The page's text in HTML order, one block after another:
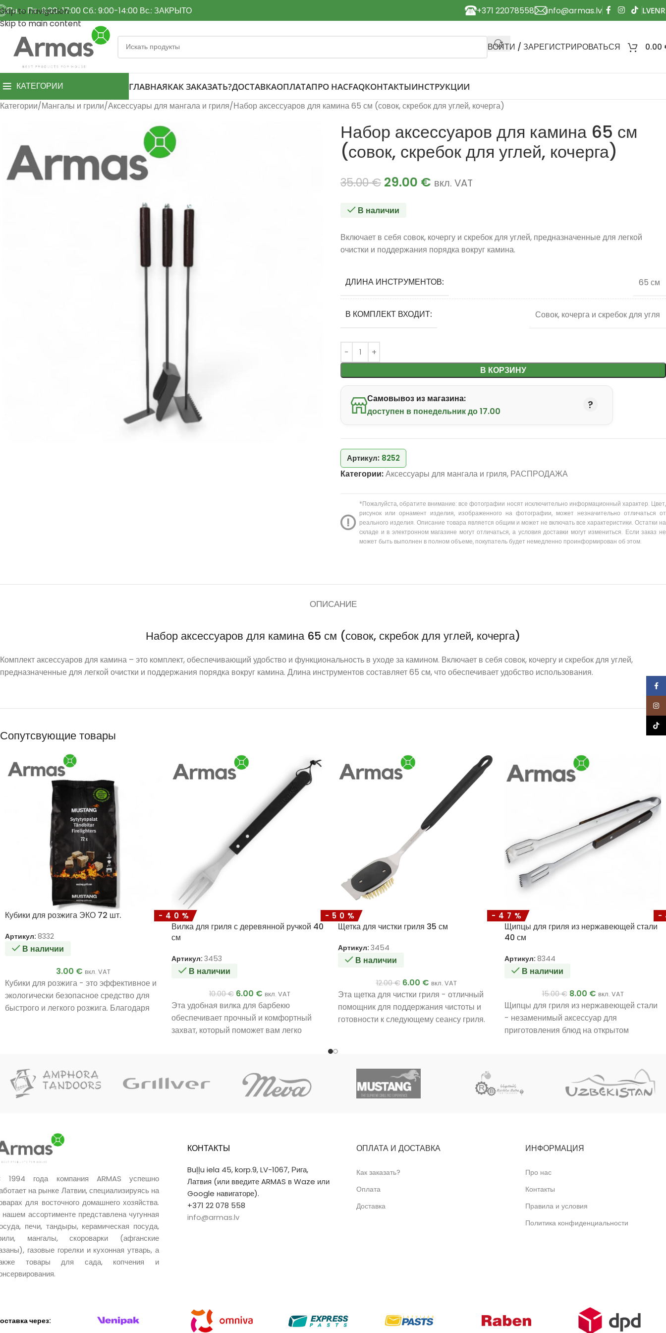
Skip to navigation
Skip to main content
Пн. - Пт.: 9:00-17:00 Сб.: 9:00-14:00 Вс.: ЗАКРЫТО +371 22078558 info@armas.lv
ВОЙТИ / ЗАРЕГИСТРИРОВАТЬСЯ 0.00
КАТЕГОРИИ ГЛАВНАЯКАК ЗАКАЗАТЬ?ДОСТАВКАОПЛАТАПРО НАСFAQКОНТАКТЫИНСТРУКЦИИ
Категории Мангалы и грили Аксессуары для мангала и гриля Набор аксессуаров для камина 65 см (совок, скребок для углей, кочерга)
Набор аксессуаров для камина 65 см
(совок, скребок для углей, кочерга)
35.00€ 29.00 € вкл. VAT
В наличии
Включает в себя совок, кочергу и скребок для углей, предназначенные для легкой
очистки и поддержания порядка вокруг камина.
ДЛИНА ИНСТРУМЕНТОВ: 65 см
В КОМПЛЕКТ ВХОДИТ: Совок, кочерга и скребок для угля
В КОРЗИНУ
Самовывоз из магазина:
доступен в понедельник до 17.00
Артикул: 8252
Категории:Аксессуары для мангала и гриля, РАСПРОДАЖА
*Пожалуйста, обратите внимание: все фотографии носят исключительно информационный характер. Цвет,
рисунок или орнамент изделия, изображенного на фотографии, может незначительно отличаться от
реального изделия. Описание товара является общим и может не включать все характеристики. Остатки на
складе и в электронном магазине могут отличаться, а условия доставки могут измениться. Если заказ не
может быть выполнен в полном объеме, покупатель будет немедленно проинформирован об этом.
ОПИСАНИЕ
Набор аксессуаров для камина 65 см (совок, скребок для углей, кочерга)
Комплект аксессуаров для камина – это комплект, обеспечивающий удобство и функциональность в уходе за камином. Включает в себя совок, кочергу и скребок для углей,
предназначенные для легкой очистки и поддержания порядка вокруг камина. Длина инструментов составляет 65 см, что обеспечивает удобство использования.
Сопутсвующие товары
Кубики для розжига ЭКО 72 шт.
Артикул: 8332
В наличии
3.00 € вкл. VAT
Кубики для розжига - это эффективное и
экологически безопасное средство для
быстрого и легкого розжига. Благодаря
использовании. Идеальный выбор для
разжигания костров, печей, грилей и
каминов как в помещении, так и на
-40%
Вилка для гриля с деревянной ручкой 40
см
Артикул: 3453
В наличии
10.00€ 6.00 € вкл. VAT
Эта удобная вилка для барбекю
обеспечивает прочный и комфортный
захват, который поможет вам легко
-50%
Щетка для чистки гриля 35 см
Артикул: 3454
В наличии
12.00€ 6.00 € вкл. VAT
Эта щетка для чистки гриля - отличный
помощник для поддержания чистоты и
готовности к следующему сеансу гриля.
условиях.
-47%
Щипцы для гриля из нержавеющей стали
40 см
Артикул: 8344
В наличии
15.00€ 8.00 € вкл. VAT
Щипцы для гриля из нержавеющей стали
- незаменимый аксессуар для
приготовления блюд на открытом
-
1994 года компания ARMAS успешно
на рынке Латвии, специализируясь на
для восточного домашнего хозяйства.
ассортименте представлена чугунная
печи, тандыры, керамическая посуда,
мангалы, скороварки (афганские
газовые горелки и кухонная утварь, а
товары для сада, копчения и
КОНТАКТЫ
Buļļu iela 45, korp.9, LV-1067, Рига,
Латвия (или введите ARMAS в Waze или
Google навигаторе).
+371 22 078 558
info@armas.lv
ОПЛАТА И ДОСТАВКА
Как заказать?
Оплата
Доставка
ИНФОРМАЦИЯ
Про нас
Контакты
Правила и условия
Политика конфиденциальности
через: